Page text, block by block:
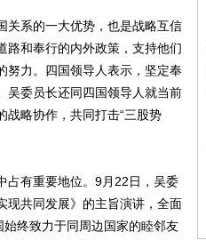
系的一大优势，也是战略互信
路和奉行的内外政策，支持他们
努力。四国领导人表示，坚定奉
吴委员长还同四国领导人就当前
战略协作，共同打击“三股势
有重要地位。9月22日，吴委
共同发展》的主旨演讲，全面
终致力于同周边国家的睦邻友